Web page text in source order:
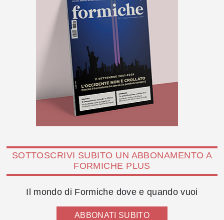
SOTTOSCRIVI SUBITO UN ABBONAMENTO A
FORMICHE PLUS
Il mondo di Formiche dove e quando vuoi
ABBONATI SUBITO